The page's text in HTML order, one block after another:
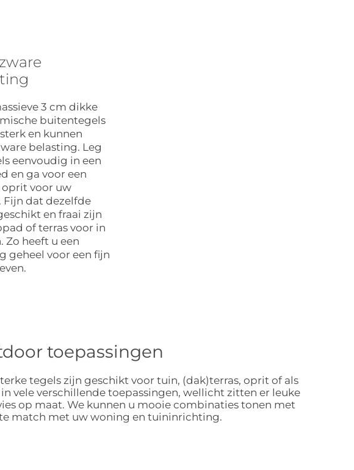
3 cm dikke
buitentegels
en kunnen
belasting. Leg
eenvoudig in een
en ga voor een
oprit voor uw
Fijn dat dezelfde
en fraai zijn
of terras voor in
Zo heeft u een
geheel voor een fijn
toepassingen
tegels zijn geschikt voor tuin, (dak)terras, oprit of als
vele verschillende toepassingen, wellicht zitten er leuke
op maat. We kunnen u mooie combinaties tonen met
match met uw woning en tuininrichting.